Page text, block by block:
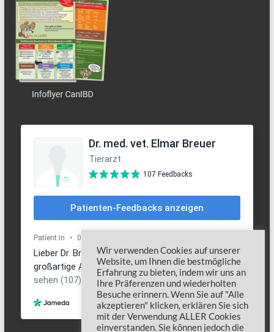
Wir verwenden Cookies auf unserer
Website, um Ihnen die bestmögliche
Erfahrung zu bieten, indem wir uns an
Ihre Präferenzen und wiederholten
Besuche erinnern. Wenn Sie auf "Alle
akzeptieren" klicken, erklären Sie sich
mit der Verwendung ALLER Cookies
einverstanden. Sie können jedoch die